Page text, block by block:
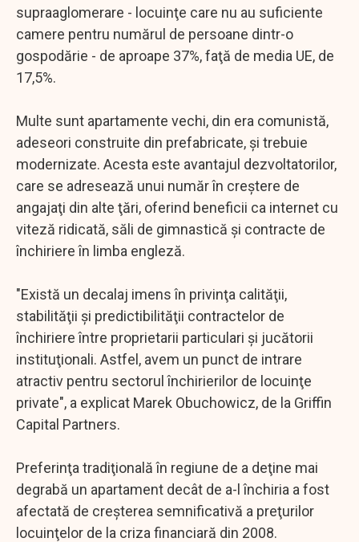
supraaglomerare - locuinţe care nu au suficiente
camere pentru numărul de persoane dintr-o
gospodărie - de aproape 37%, faţă de media UE, de
17,5%.
Multe sunt apartamente vechi, din era comunistă,
adeseori construite din prefabricate, şi trebuie
modernizate. Acesta este avantajul dezvoltatorilor,
care se adresează unui număr în creştere de
angajaţi din alte ţări, oferind beneficii ca internet cu
viteză ridicată, săli de gimnastică şi contracte de
închiriere în limba engleză.
"Există un decalaj imens în privinţa calităţii,
stabilităţii şi predictibilităţii contractelor de
închiriere între proprietarii particulari şi jucătorii
instituţionali. Astfel, avem un punct de intrare
atractiv pentru sectorul închirierilor de locuinţe
private", a explicat Marek Obuchowicz, de la Griffin
Capital Partners.
Preferinţa tradiţională în regiune de a deţine mai
degrabă un apartament decât de a-l închiria a fost
afectată de creşterea semnificativă a preţurilor
locuinţelor de la criza financiară din 2008.